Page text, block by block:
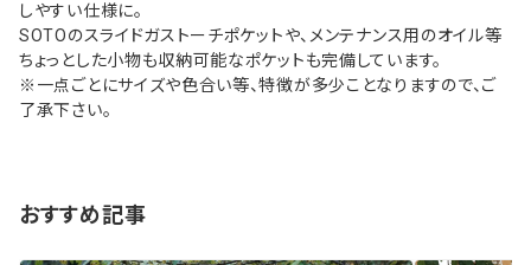
しやすい仕様に。
SOTOのスライドガストーチポケットや、メンテナンス用のオイル等
ちょっとした小物も収納可能なポケットも完備しています。
※一点ごとにサイズや色合い等、特徴が多少ことなりますので、ご
了承下さい。
おすすめ記事